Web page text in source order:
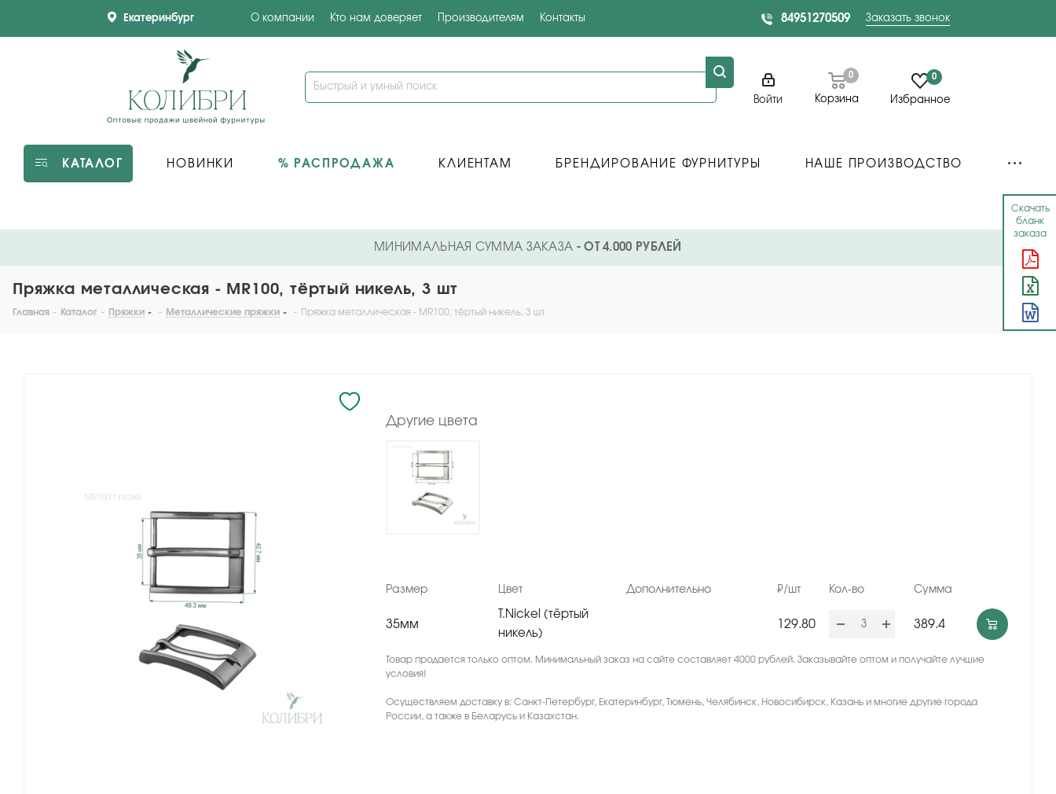
Скачать
бланк
заказа
Екатеринбург О компании Кто нам доверяет Производителям Контакты 84951270509 Заказать звонок
Войти Корзина
0 0
Избранное
КАТАЛОГ НОВИНКИ % РАСПРОДАЖА КЛИЕНТАМ БРЕНДИРОВАНИЕ ФУРНИТУРЫ НАШЕ ПРОИЗВОДСТВО
МИНИМАЛЬНАЯ СУММА ЗАКАЗА - ОТ 4.000 РУБЛЕЙ
Пряжка металлическая - MR100, тёртый никель, 3 шт
Главная - Каталог - Пряжки - Металлические пряжки - Пряжка металлическая - MR100, тёртый никель, 3 шт
Другие цвета
Размер Цвет Дополнительно ₽/шт Кол-во Сумма
35мм
T.Nickel (тёртый
никель)
129.80 389.4
Товар продается только оптом. Минимальный заказ на сайте составляет 4000 рублей. Заказывайте оптом и получайте лучшие
условия!
Осуществляем доставку в: Санкт-Петербург, Екатеринбург, Тюмень, Челябинск, Новосибирск, Казань и многие другие города
России, а также в Беларусь и Казахстан.